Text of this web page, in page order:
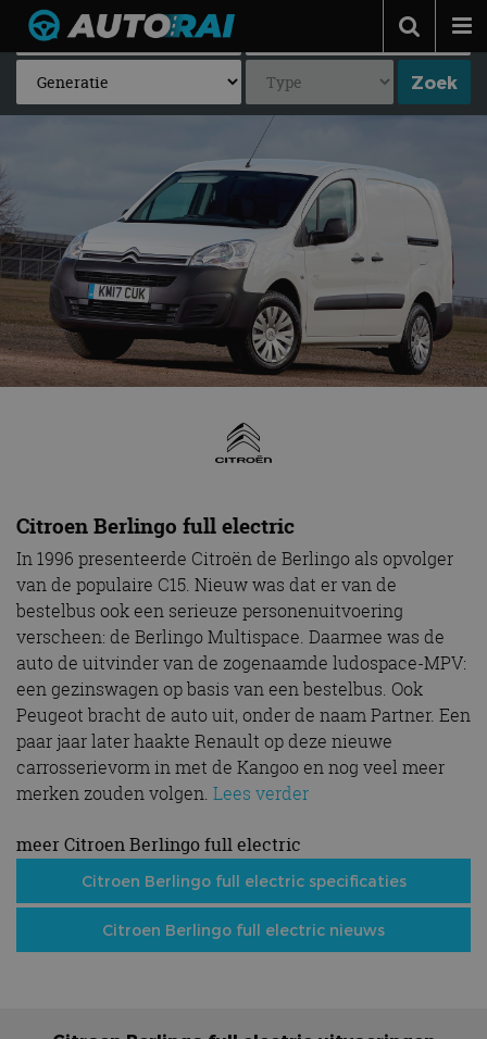
Autonieuws
Podcast
Adverteren
Contact
MotorRAI.nl
Citroen Berlingo full electric
In 1996 presenteerde Citroën de Berlingo als opvolger
van de populaire C15. Nieuw was dat er van de
bestelbus ook een serieuze personenuitvoering
verscheen: de Berlingo Multispace. Daarmee was de
auto de uitvinder van de zogenaamde ludospace-MPV:
een gezinswagen op basis van een bestelbus. Ook
Peugeot bracht de auto uit, onder de naam Partner. Een
paar jaar later haakte Renault op deze nieuwe
carrosserievorm in met de Kangoo en nog veel meer
merken zouden volgen. Lees verder
meer Citroen Berlingo full electric
Citroen Berlingo full electric specificaties
Citroen Berlingo full electric nieuws